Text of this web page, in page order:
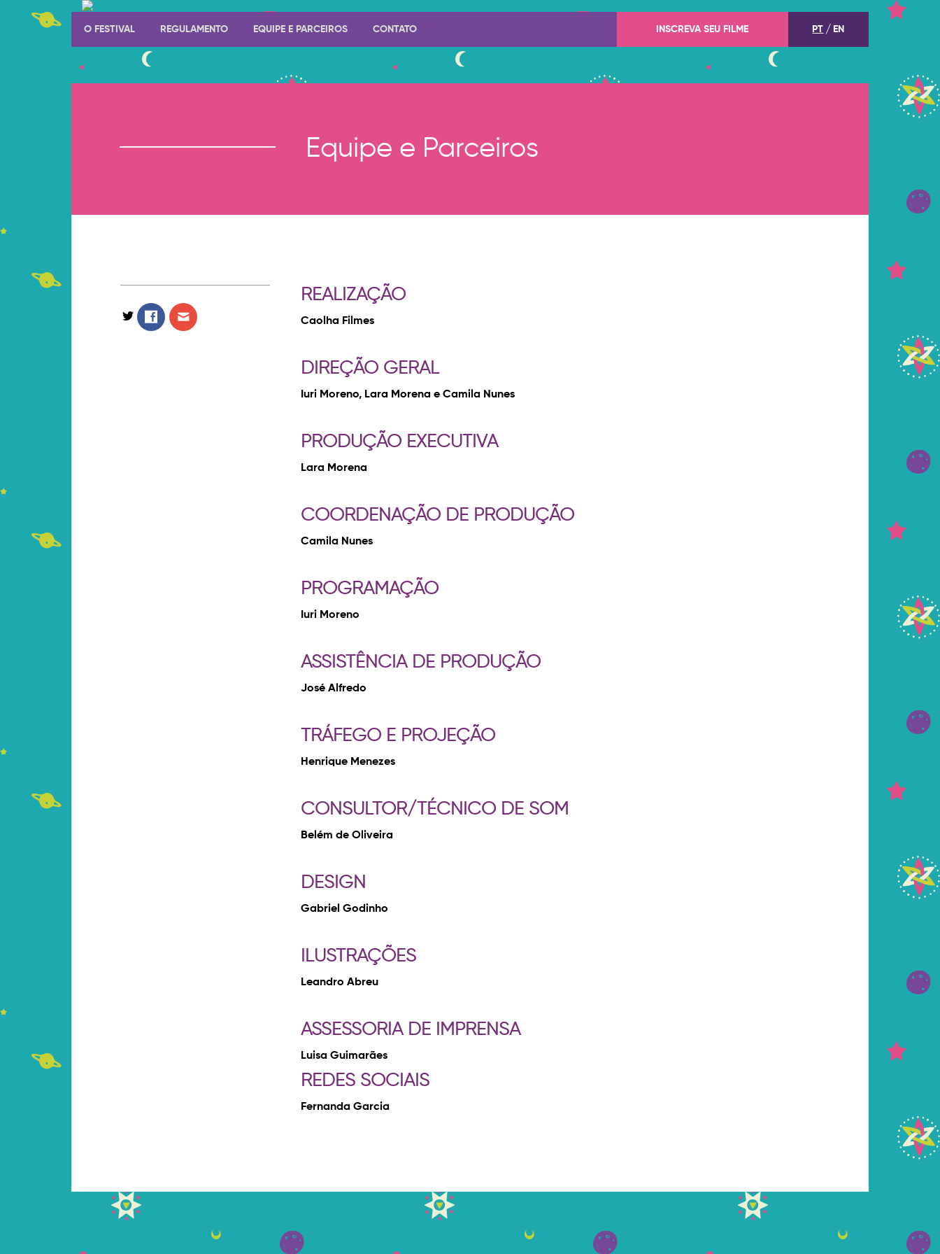
O FESTIVAL REGULAMENTO EQUIPE E PARCEIROS CONTATO INSCREVA SEU FILME PT EN
Equipe e Parceiros
REALIZAÇÃO
Caolha Filmes
DIREÇÃO GERAL
Iuri Moreno, Lara Morena e Camila Nunes
PRODUÇÃO EXECUTIVA
Lara Morena
COORDENAÇÃO DE PRODUÇÃO
Camila Nunes
PROGRAMAÇÃO
Iuri Moreno
ASSISTÊNCIA DE PRODUÇÃO
José Alfredo
TRÁFEGO E PROJEÇÃO
Henrique Menezes
CONSULTOR/TÉCNICO DE SOM
Belém de Oliveira
DESIGN
Gabriel Godinho
ILUSTRAÇÕES
Leandro Abreu
ASSESSORIA DE IMPRENSA
Luisa Guimarães
REDES SOCIAIS
Fernanda Garcia